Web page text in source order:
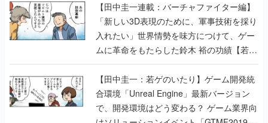
【田中圭一連載：バーチャファイター編】
「新しい3D表現のために、軍事技術を採り
入れたい」世界情勢を味方につけて、ゲー
ムに革命をもたらした鈴木 裕の功績【若ゲ
のいたり】
【田中圭一：若ゲのいたり】ゲーム開発統
合環境「Unreal Engine」最新バージョン
で、開発環境はどう変わる？ ゲーム業界向